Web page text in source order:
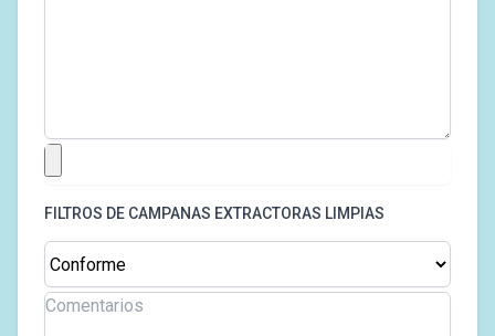
FILTROS DE CAMPANAS EXTRACTORAS LIMPIAS